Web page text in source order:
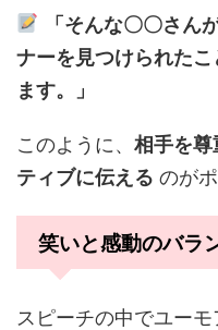
「そんな〇〇さん
ナーを見つけられた
ます。」
このように、 相手を尊
ティブに伝える のが
笑いと感動のバラ
スピーチの中でユー